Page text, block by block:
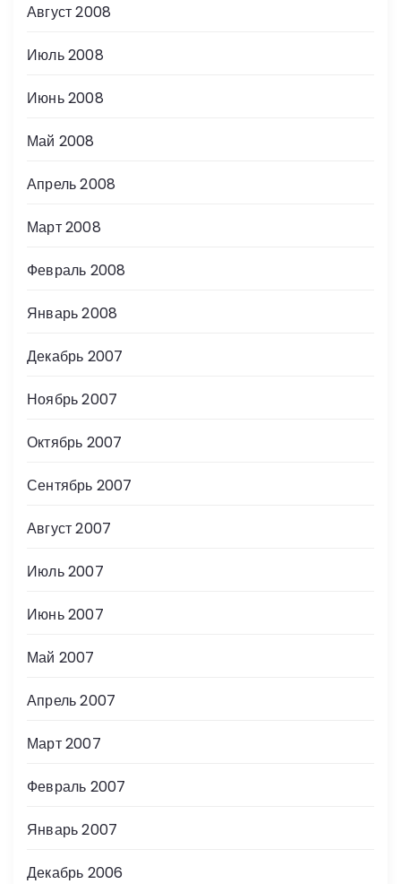
Август 2008
Июль 2008
Июнь 2008
Май 2008
Апрель 2008
Март 2008
Февраль 2008
Январь 2008
Декабрь 2007
Ноябрь 2007
Октябрь 2007
Сентябрь 2007
Август 2007
Июль 2007
Июнь 2007
Май 2007
Апрель 2007
Март 2007
Февраль 2007
Январь 2007
Декабрь 2006